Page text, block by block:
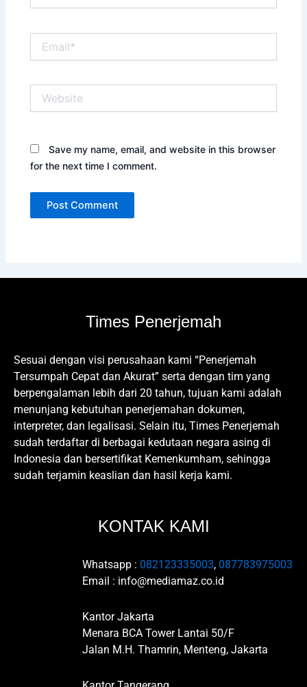
Save my name, email, and website in this browser
for the next time I comment.
Times Penerjemah
Sesuai dengan visi perusahaan kami “Penerjemah
Tersumpah Cepat dan Akurat” serta dengan tim yang
berpengalaman lebih dari 20 tahun, tujuan kami adalah
menunjang kebutuhan penerjemahan dokumen,
interpreter, dan legalisasi. Selain itu, Times Penerjemah
sudah terdaftar di berbagai kedutaan negara asing di
Indonesia dan bersertifikat Kemenkumham, sehingga
sudah terjamin keaslian dan hasil kerja kami.
KONTAK KAMI
Whatsapp : 082123335003, 087783975003
Email : info@mediamaz.co.id
Kantor Jakarta
Menara BCA Tower Lantai 50/F
Jalan M.H. Thamrin, Menteng, Jakarta